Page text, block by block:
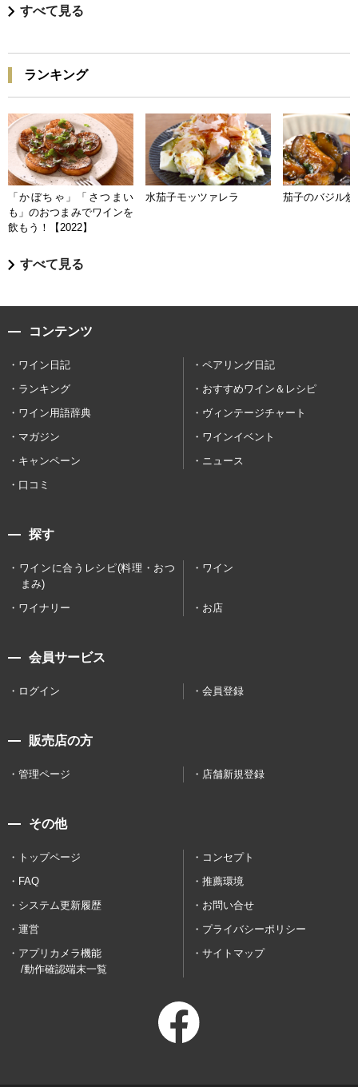
すべて見る
ランキング
「かぼちゃ」「さつまい
も」のおつまみでワインを
飲もう！【2022】
水茄子モッツァレラ 茄子のバジル炒
すべて見る
コンテンツ
ワイン日記
ペアリング日記
ランキング
おすすめワイン＆レシピ
ワイン用語辞典
ヴィンテージチャート
マガジン
ワインイベント
キャンペーン
ニュース
口コミ
探す
ワインに合うレシピ(料理・おつ
まみ)
ワイン
ワイナリー お店
会員サービス
ログイン 会員登録
販売店の方
管理ページ 店舗新規登録
その他
トップページ
コンセプト
FAQ
推薦環境
システム更新履歴
お問い合せ
運営
プライバシーポリシー
アプリカメラ機能
/動作確認端末一覧
サイトマップ